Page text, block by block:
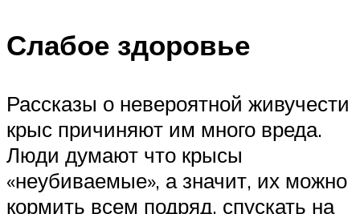
Слабое здоровье
Рассказы о невероятной живучести
крыс причиняют им много вреда.
Люди думают что крысы
«неубиваемые», а значит, их можно
кормить всем подряд, спускать на